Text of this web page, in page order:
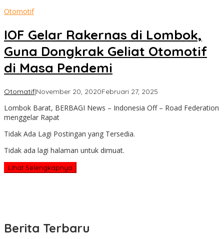
Otomotif
IOF Gelar Rakernas di Lombok,
Guna Dongkrak Geliat Otomotif
di Masa Pendemi
Otomatif|November 20, 2020Februari 27, 2025
Lombok Barat, BERBAGI News – Indonesia Off – Road Federation
menggelar Rapat
Tidak Ada Lagi Postingan yang Tersedia.
Tidak ada lagi halaman untuk dimuat.
Lihat Selengkapnya
Berita Terbaru